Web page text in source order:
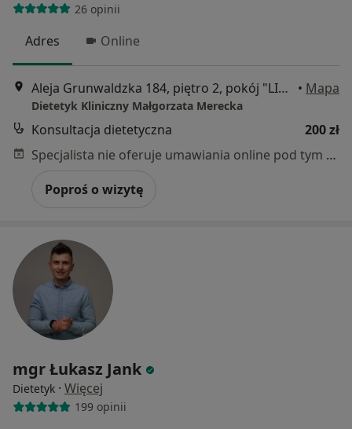
26 opinii
Adres Online
Aleja Grunwaldzka 184, piętro 2, pokój "LIBERE 3", Gdańsk • Mapa
Dietetyk Kliniczny Małgorzata Merecka
Konsultacja dietetyczna
200 zł
Specjalista nie oferuje umawiania online pod tym adresem.
Poproś o wizytę
mgr Łukasz Jank
Dietetyk · Więcej
199 opinii